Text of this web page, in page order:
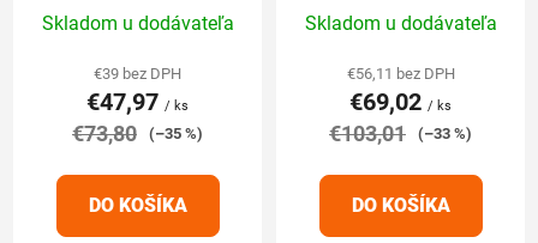
hodnotenie
produktu
je
5,0
5
hviezdičiek.
Skladom u dodávateľa
€39 bez DPH
€47,97 / ks
€73,80 (–35 %)
DO KOŠÍKA
hodnotenie
produktu
je
4,8
5
hviezdičiek.
Skladom u dodávateľa
€56,11 bez DPH
€69,02 / ks
€103,01 (–33 %)
DO KOŠÍKA